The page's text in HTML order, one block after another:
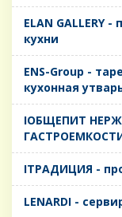
ELAN GALLERY
кухни
ENS-Group -
кухонная
IОБЩЕПИТ
IТРАДИЦИЯ -
LENARDI -